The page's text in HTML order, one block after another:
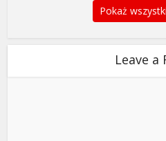
Pokaż
Leave a